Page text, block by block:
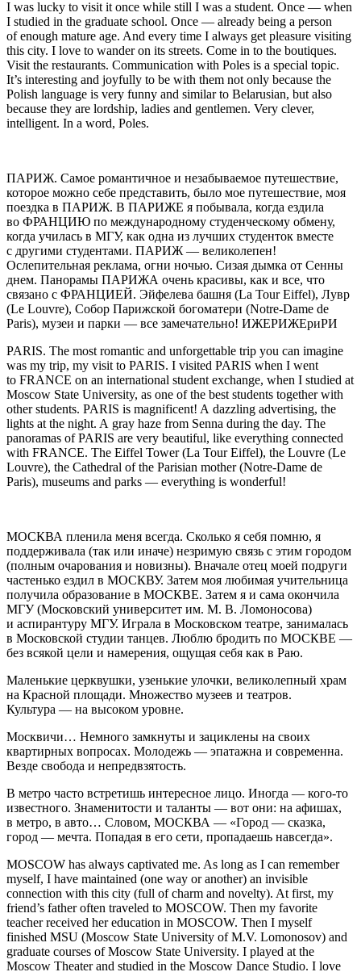
I was lucky to visit it once while still I was a student. Once — when
I studied in the graduate school. Once — already being a person
of enough mature age. And every time I always get pleasure visiting
this city. I love to wander on its streets. Come in to the boutiques.
Visit the restaurants. Communication with Poles is a special topic.
It’s interesting and joyfully to be with them not only because the
Polish language is very funny and similar to Belarusian, but also
because they are lordship, ladies and gentlemen. Very clever,
intelligent. In a word, Poles.
ПАРИЖ. Самое романтичное и незабываемое путешествие,
которое можно себе представить, было мое путешествие, моя
поездка в ПАРИЖ. В ПАРИЖЕ я побывала, когда ездила
во ФРАНЦИЮ по международному студенческому обмену,
когда училась в МГУ, как одна из лучших студенток вместе
с другими студентами. ПАРИЖ — великолепен!
Ослепительная реклама, огни ночью. Сизая дымка от Сенны
днем. Панорамы ПАРИЖА очень красивы, как и все, что
связано с ФРАНЦИЕЙ. Эйфелева башня (La Tour Eiffel), Лувр
(Le Louvre), Собор Парижской богоматери (Notre-Dame de
Paris), музеи и парки — все замечательно! ИЖЕРИЖЕриРИ
PARIS. The most romantic and unforgettable trip you can imagine
was my trip, my visit to PARIS. I visited PARIS when I went
to FRANCE on an international student exchange, when I studied at
Moscow State University, as one of the best students together with
other students. PARIS is magnificent! A dazzling advertising, the
lights at the night. A gray haze from Senna during the day. The
panoramas of PARIS are very beautiful, like everything connected
with FRANCE. The Eiffel Tower (La Tour Eiffel), the Louvre (Le
Louvre), the Cathedral of the Parisian mother (Notre-Dame de
Paris), museums and parks — everything is wonderful!
МОСКВА пленила меня всегда. Сколько я себя помню, я
поддерживала (так или иначе) незримую связь с этим городом
(полным очарования и новизны). Вначале отец моей подруги
частенько ездил в МОСКВУ. Затем моя любимая учительница
получила образование в МОСКВЕ. Затем я и сама окончила
МГУ (Московский университет им. М. В. Ломоносова)
и аспирантуру МГУ. Играла в Московском театре, занималась
в Московской студии танцев. Люблю бродить по МОСКВЕ —
без всякой цели и намерения, ощущая себя как в Раю.
Маленькие церквушки, узенькие улочки, великолепный храм
на Красной площади. Множество музеев и театров.
Культура — на высоком уровне.
Москвичи… Немного замкнуты и зациклены на своих
квартирных вопросах. Молодежь — эпатажна и современна.
Везде свобода и непредвзятость.
В метро часто встретишь интересное лицо. Иногда — кого-то
известного. Знаменитости и таланты — вот они: на афишах,
в метро, в авто… Словом, МОСКВА — «Город — сказка,
город — мечта. Попадая в его сети, пропадаешь навсегда».
MOSCOW has always captivated me. As long as I can remember
myself, I have maintained (one way or another) an invisible
connection with this city (full of charm and novelty). At first, my
friend’s father often traveled to MOSCOW. Then my favorite
teacher received her education in MOSCOW. Then I myself
finished MSU (Moscow State University of M.V. Lomonosov) and
graduate courses of Moscow State University. I played at the
Moscow Theater and studied in the Moscow Dance Studio. I love